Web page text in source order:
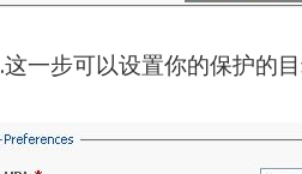
这一步可以设置你的保护的